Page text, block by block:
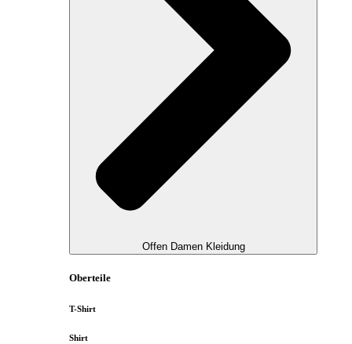
Offen Damen Kleidung
Oberteile
T-Shirt
Shirt